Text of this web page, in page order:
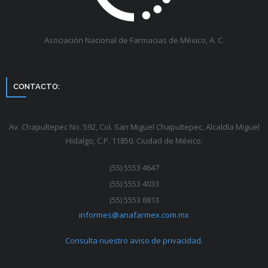
Asociación Nacional de Farmacias de México, A. C.
CONTACTO:
Av. Chapultepec No. 592, Col. San Miguel Chapultepec, Alcaldía Miguel
Hidalgo, C.P. 11850, Ciudad de México.
(55) 5553 4647
(55) 5553 4033
(55) 5553 8813
informes@anafarmex.com.mx
Consulta nuestro aviso de privacidad.